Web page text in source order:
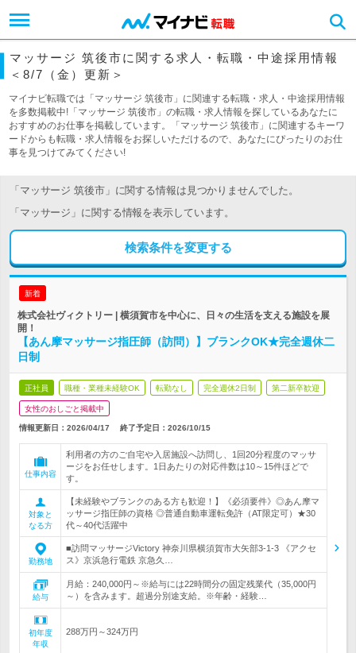
マッサージ 筑後市に関する求人・転職・中途採用情報
＜8/7（金）更新＞
マイナビ転職では「マッサージ 筑後市」に関連する転職・求人・中途採用情報
を多数掲載中!「マッサージ 筑後市」の転職・求人情報を探しているあなたに
おすすめのお仕事を掲載しています。「マッサージ 筑後市」に関連するキーワ
ードからも転職・求人情報をお探しいただけるので、あなたにぴったりのお仕
事を見つけてみてください!
「マッサージ 筑後市」に関する情報は見つかりませんでした。
「マッサージ」に関する情報を表示しています。
検索条件を変更する
新着
株式会社ヴィクトリー | 横須賀市を中心に、日々の生活を支える施設を展
開！
【あん摩マッサージ指圧師（訪問）】ブランクOK★完全週休二
日制
正社員 職種・業種未経験OK 転勤なし 完全週休2日制 第二新卒歓迎
女性のおしごと掲載中
情報更新日：2026/04/17 終了予定日： 2026/10/15
仕事内容
利用者の方のご自宅や入居施設へ訪問し、1回20分程度のマッサ
ージをお任せします。1日あたりの対応件数は10～15件ほどで
す。
対象と
なる方
【未経験やブランクのある方も歓迎！】《必須要件》◎あん摩マ
ッサージ指圧師の資格 ◎普通自動車運転免許（AT限定可）★30
代～40代活躍中
勤務地
■訪問マッサージVictory 神奈川県横須賀市大矢部3-1-3 《アクセ
ス》京浜急行電鉄 京急久…
給与
月給：240,000円～※給与には22時間分の固定残業代（35,000円
～）を含みます。超過分別途支給。※年齢・経験…
初年度
年収
288万円～324万円